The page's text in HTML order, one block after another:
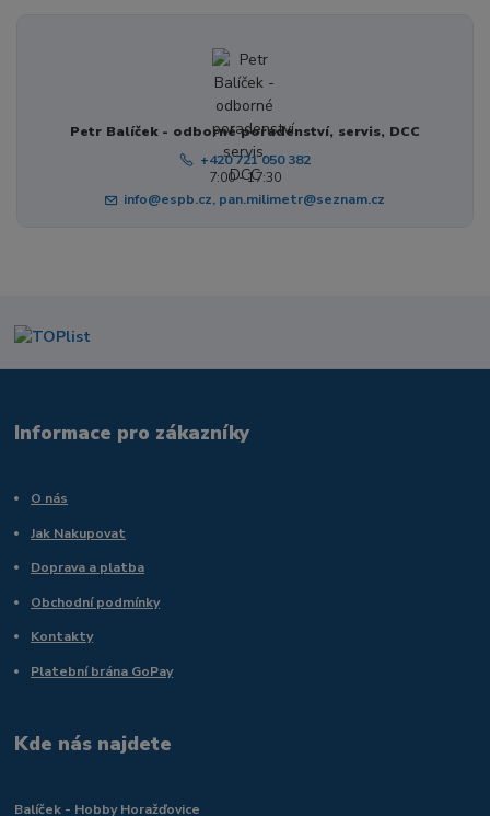
Petr Balíček - odborné poradenství, servis, DCC
+420 721 050 382
7:00 - 17:30
info@espb.cz, pan.milimetr@seznam.cz
Informace pro zákazníky
O nás
Jak Nakupovat
Doprava a platba
Obchodní podmínky
Kontakty
Platební brána GoPay
Kde nás najdete
Balíček - Hobby Horažďovice